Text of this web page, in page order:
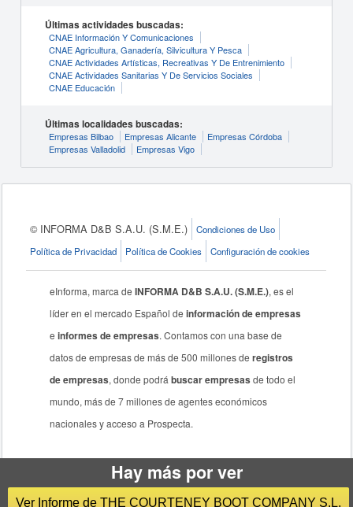
Últimas actividades buscadas:
CNAE Información Y Comunicaciones
CNAE Agricultura, Ganadería, Silvicultura Y Pesca
CNAE Actividades Artísticas, Recreativas Y De Entrenimiento
CNAE Actividades Sanitarias Y De Servicios Sociales
CNAE Educación
Últimas localidades buscadas:
Empresas Bilbao Empresas Alicante
Empresas Córdoba
Empresas Valladolid
Empresas Vigo
© INFORMA D&B S.A.U. (S.M.E.)
Condiciones de Uso
Política de Privacidad
Política de Cookies Configuración de cookies
eInforma, marca deINFORMA D&B S.A.U. (S.M.E.), es el
líder en el mercado Español deinformación de empresas
einformes de empresas. Contamos con una base de
datos de empresas de más de 500 millones deregistros
de empresas, donde podrábuscar empresas de todo el
mundo, más de 7 millones de agentes económicos
nacionales y acceso a Prospecta.
Hay más por ver
Ver Informe de THE COURTENEY BOOT COMPANY S.L.